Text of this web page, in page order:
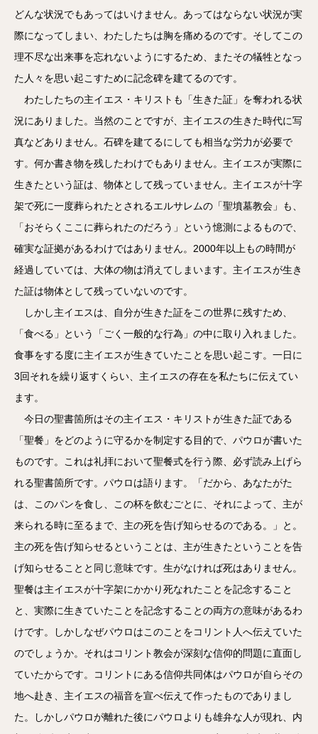
どんな状況でもあってはいけません。あってはならない状況が実
際になってしまい、わたしたちは胸を痛めるのです。そしてこの
理不尽な出来事を忘れないようにするため、またその犠牲となっ
た人々を思い起こすために記念碑を建てるのです。
わたしたちの主イエス・キリストも「生きた証」を奪われる状
況にありました。当然のことですが、主イエスの生きた時代に写
真などありません。石碑を建てるにしても相当な労力が必要で
す。何か書き物を残したわけでもありません。主イエスが実際に
生きたという証は、物体として残っていません。主イエスが十字
架で死に一度葬られたとされるエルサレムの「聖墳墓教会」も、
「おそらくここに葬られたのだろう」という憶測によるもので、
確実な証拠があるわけではありません。2000年以上もの時間が
経過していては、大体の物は消えてしまいます。主イエスが生き
た証は物体として残っていないのです。
しかし主イエスは、自分が生きた証をこの世界に残すため、
「食べる」という「ごく一般的な行為」の中に取り入れました。
食事をする度に主イエスが生きていたことを思い起こす。一日に
3回それを繰り返すくらい、主イエスの存在を私たちに伝えてい
ます。
今日の聖書箇所はその主イエス・キリストが生きた証である
「聖餐」をどのように守るかを制定する目的で、パウロが書いた
ものです。これは礼拝において聖餐式を行う際、必ず読み上げら
れる聖書箇所です。パウロは語ります。「だから、あなたがた
は、このパンを食し、この杯を飲むごとに、それによって、主が
来られる時に至るまで、主の死を告げ知らせるのである。」と。
主の死を告げ知らせるということは、主が生きたということを告
げ知らせることと同じ意味です。生がなければ死はありません。
聖餐は主イエスが十字架にかかり死なれたことを記念すること
と、実際に生きていたことを記念することの両方の意味があるわ
けです。しかしなぜパウロはこのことをコリント人へ伝えていた
のでしょうか。それはコリント教会が深刻な信仰的問題に直面し
ていたからです。コリントにある信仰共同体はパウロが自らその
地へ赴き、主イエスの福音を宣べ伝えて作ったものでありまし
た。しかしパウロが離れた後にパウロよりも雄弁な人が現れ、内